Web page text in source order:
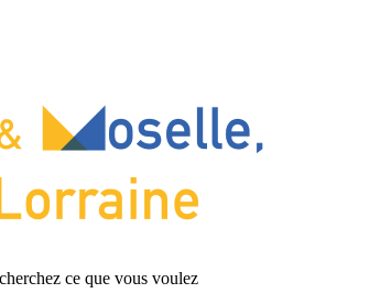
ce que vous voulez